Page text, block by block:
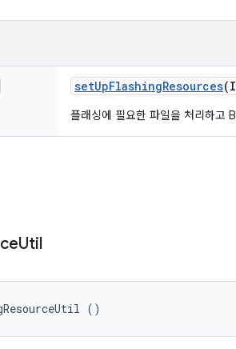
setUpFlashingResources
플래싱에 필요한 파일을 처리하고
Util
()